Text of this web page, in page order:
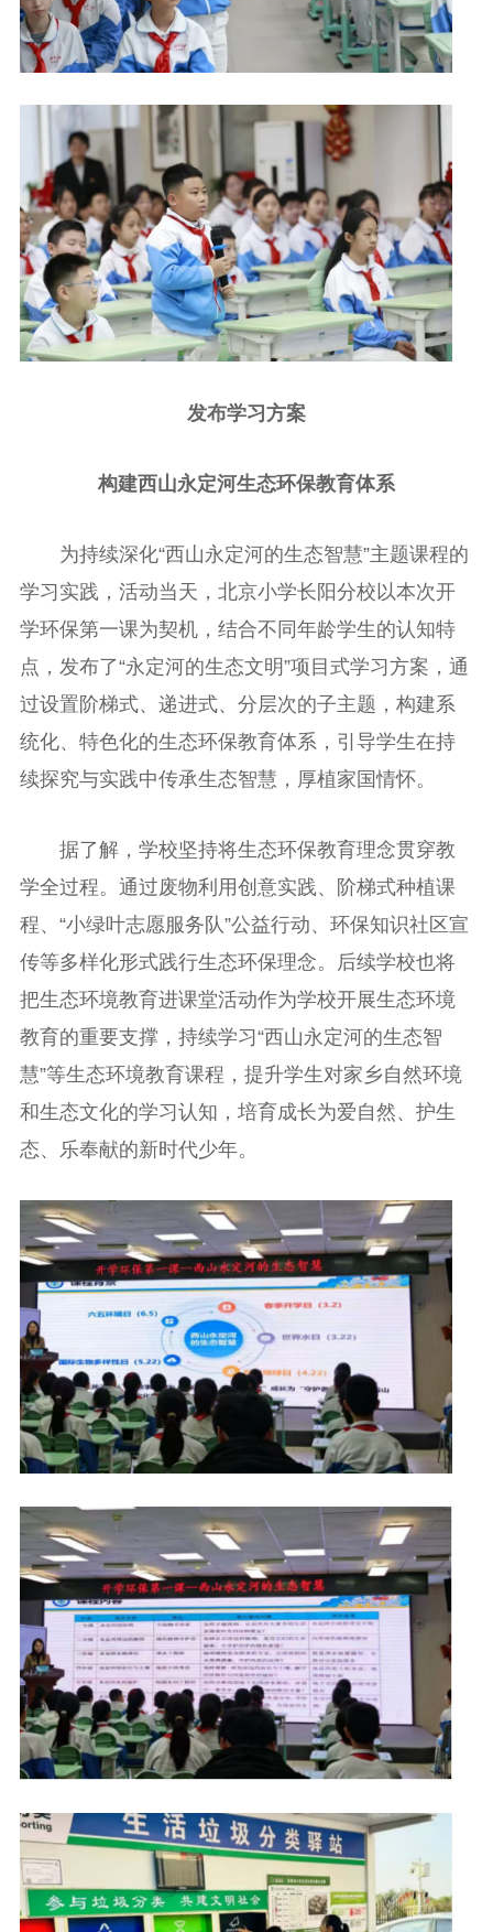
发布学习方案
构建西山永定河生态环保教育体系
为持续深化“西山永定河的生态智慧”主题课程的
学习实践，活动当天，北京小学长阳分校以本次开
学环保第一课为契机，结合不同年龄学生的认知特
点，发布了“永定河的生态文明”项目式学习方案，通
过设置阶梯式、递进式、分层次的子主题，构建系
统化、特色化的生态环保教育体系，引导学生在持
续探究与实践中传承生态智慧，厚植家国情怀。
据了解，学校坚持将生态环保教育理念贯穿教
学全过程。通过废物利用创意实践、阶梯式种植课
程、“小绿叶志愿服务队”公益行动、环保知识社区宣
传等多样化形式践行生态环保理念。后续学校也将
把生态环境教育进课堂活动作为学校开展生态环境
教育的重要支撑，持续学习“西山永定河的生态智
慧”等生态环境教育课程，提升学生对家乡自然环境
和生态文化的学习认知，培育成长为爱自然、护生
态、乐奉献的新时代少年。